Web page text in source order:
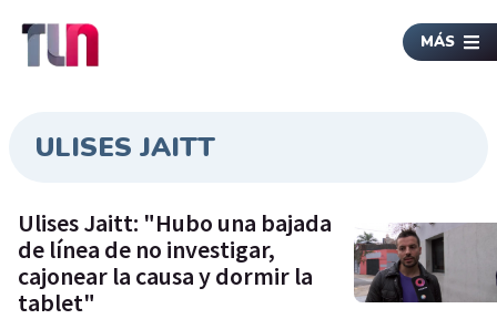
MÁS
ULISES JAITT
Ulises Jaitt: "Hubo una bajada
de línea de no investigar,
cajonear la causa y dormir la
tablet"